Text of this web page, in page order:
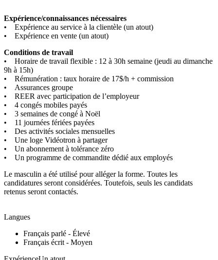
Expérience/connaissances nécessaires
• Expérience au service à la clientèle (un atout)
• Expérience en vente (un atout)
Conditions de travail
• Horaire de travail flexible : 12 à 30h semaine (jeudi au dimanche
9h à 15h)
• Rémunération : taux horaire de 17$/h + commission
• Assurances groupe
• REER avec participation de l’employeur
• 4 congés mobiles payés
• 3 semaines de congé à Noël
• 11 journées fériées payées
• Des activités sociales mensuelles
• Une loge Vidéotron à partager
• Un abonnement à tolérance zéro
• Un programme de commandite dédié aux employés
Le masculin a été utilisé pour alléger la forme. Toutes les
candidatures seront considérées. Toutefois, seuls les candidats
retenus seront contactés.
Langues
Français parlé - Élevé
Français écrit - Moyen